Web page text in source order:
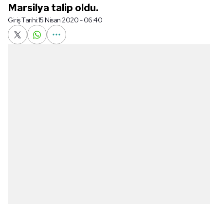
Marsilya talip oldu.
Giriş Tarihi:15 Nisan 2020 - 06:40